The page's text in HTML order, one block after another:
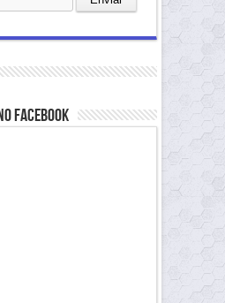
Facebook